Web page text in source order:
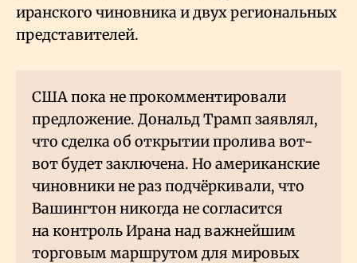
иранского чиновника и двух региональных
представителей.
США пока не прокомментировали
предложение. Дональд Трамп заявлял,
что сделка об открытии пролива вот-
вот будет заключена. Но американские
чиновники не раз подчёркивали, что
Вашингтон никогда не согласится
на контроль Ирана над важнейшим
торговым маршрутом для мировых